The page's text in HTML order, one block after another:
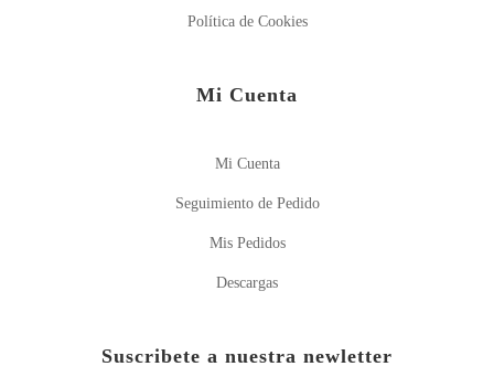
Política de Cookies
Mi Cuenta
Mi Cuenta
Seguimiento de Pedido
Mis Pedidos
Descargas
Suscribete a nuestra newletter